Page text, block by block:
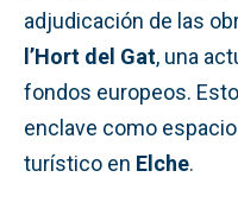
adjudicación de las
l’Hort del Gat, una
fondos europeos.
enclave como
turístico en Elche.